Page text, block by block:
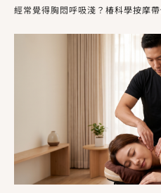
經常覺得胸悶呼吸淺？椿科學按摩